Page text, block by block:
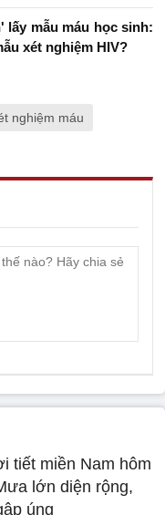
lấy mẫu máu học sinh:
xét nghiệm HIV?
nghiệm máu
tiết miền Nam hôm
lớn diện rộng,
úng